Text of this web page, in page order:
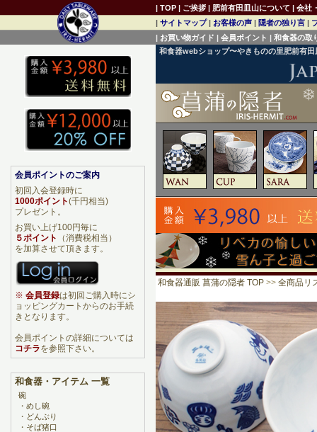
和食器webショップ〜やきものの里肥前有
和食器通販 菖蒲の隠者 TOP >> 全商品リ
会員ポイントのご案内
初回入会登録時に
1000ポイント(千円相当)
プレゼント。
お買い上げ100円毎に
５ポイント
（消費税相当）
を加算させて頂きます。
※ 会員登録は初回ご購入時にシ
ョッピングカートからのお手続
きとなります。
会員ポイントの詳細については
コチラを参照下さい。
和食器・アイテム 一覧
碗
・ めし碗
・ どんぶり
・ そば猪口
| TOP | ご挨拶 | 肥前有田皿山について | 会社
| サイトマップ| お客様の声 | 隠者の独り言 |
| お買い物ガイド | 会員ポイント | 和食器の取